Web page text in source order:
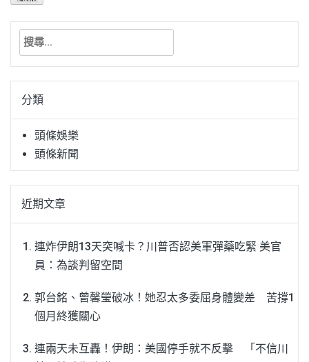
搜
關
字:分類
頭條娛樂
頭條新聞
近期文章
連炸伊朗13天突喊卡？川普否認美軍彈藥吃緊 美官
員：為談判留空間
郭台銘、曾馨瑩破冰！她忍太多委屈身體變差 苦撐1
個月終獲關心
連兩天未互轟！伊朗：美國停手就不反擊 「不信川